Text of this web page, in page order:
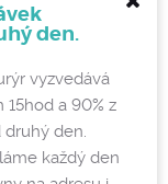
den.
vyzvedává
a 90% z
druhý den.
každý den